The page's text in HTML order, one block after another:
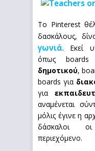
Το Pinterest
δασκάλους,
γωνιά. Εκεί
όπως
δημοτικού,
boards για
για
αναμένεται
μόλις έγινε η
δάσκαλοι
περιεχόμενο.